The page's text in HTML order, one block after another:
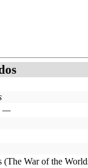
—
(The War of the